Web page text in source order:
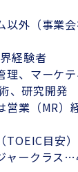
外（事業
経験者
理、マーケ
、研究開発
業（MR）
TOEIC目安
ャークラス